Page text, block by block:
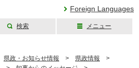
Foreign Languages
検索 メニュー
県政・お知らせ情報 > 県政情報 >